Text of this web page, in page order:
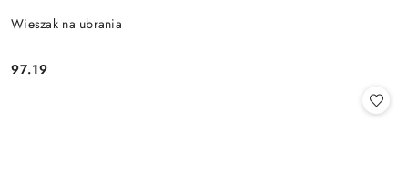
Wieszak na ubrania
Cena:
97.19